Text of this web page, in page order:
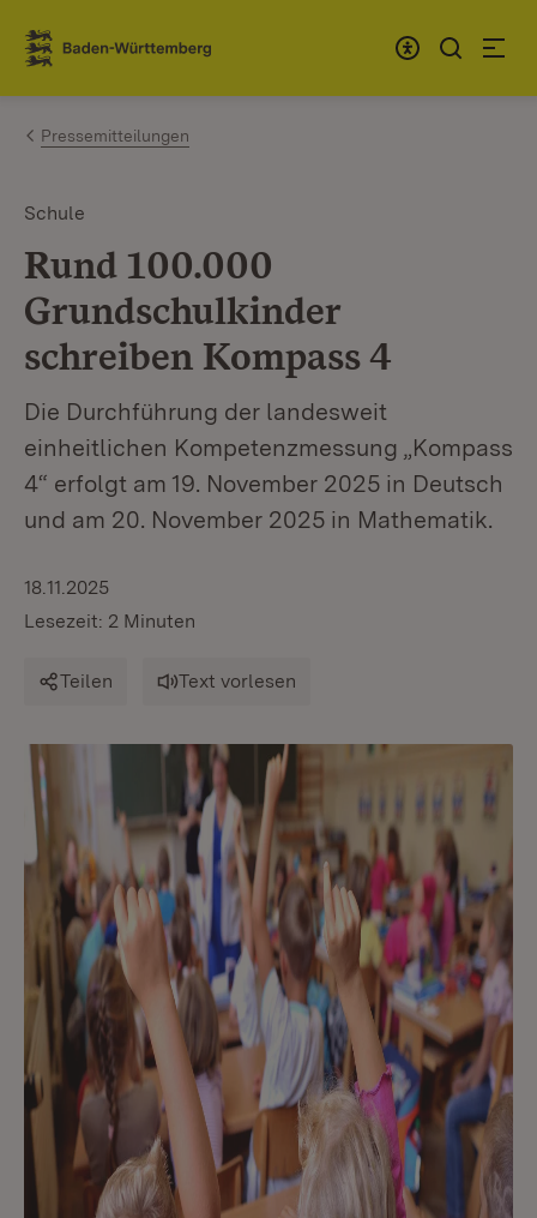
Zum Inhalt springen
Link zur Startseite
Pressemitteilungen
Schule
Rund 100.000
Grundschulkinder
schreiben Kompass 4
Die Durchführung der landesweit
einheitlichen Kompetenzmessung „Kompass
4“ erfolgt am 19. November 2025 in Deutsch
und am 20. November 2025 in Mathematik.
18.11.2025
Lesezeit: 2 Minuten
Teilen Text vorlesen